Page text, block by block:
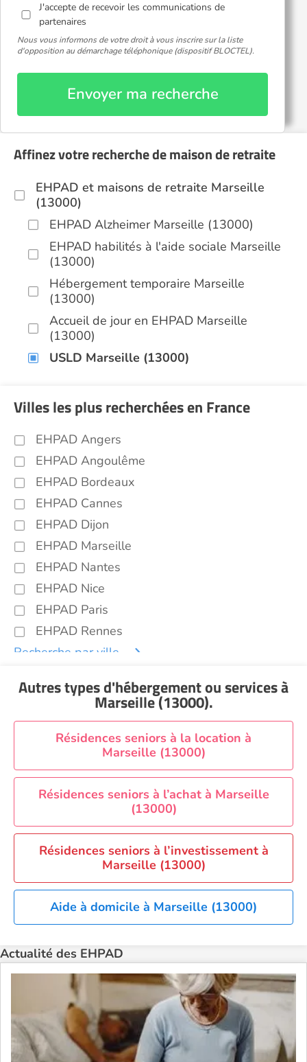
J'accepte de recevoir les communications de
partenaires
Nous vous informons de votre droit à vous inscrire sur la liste
d'opposition au démarchage téléphonique (dispositif BLOCTEL).
Envoyer ma recherche
Affinez votre recherche de maison de retraite
EHPAD et maisons de retraite Marseille
(13000)
EHPAD Alzheimer Marseille (13000)
EHPAD habilités à l'aide sociale Marseille
(13000)
Hébergement temporaire Marseille
(13000)
Accueil de jour en EHPAD Marseille
(13000)
USLD Marseille (13000)
Villes les plus recherchées en France
EHPAD Angers
EHPAD Angoulême
EHPAD Bordeaux
EHPAD Cannes
EHPAD Dijon
EHPAD Marseille
EHPAD Nantes
EHPAD Nice
EHPAD Paris
EHPAD Rennes
Recherche par ville
Autres types d'hébergement ou servicesà
Marseille (13000).
Résidences seniors à la location à
Marseille (13000)
Résidences seniors à l’achat à Marseille
(13000)
Résidences seniors à l’investissement à
Marseille (13000)
Aide à domicile à Marseille (13000)
Actualité des EHPAD